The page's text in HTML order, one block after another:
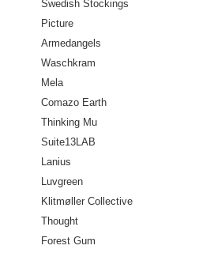
Swedish Stockings
Picture
Armedangels
Waschkram
Mela
Comazo Earth
Thinking Mu
Suite13LAB
Lanius
Luvgreen
Klitmøller Collective
Thought
Forest Gum